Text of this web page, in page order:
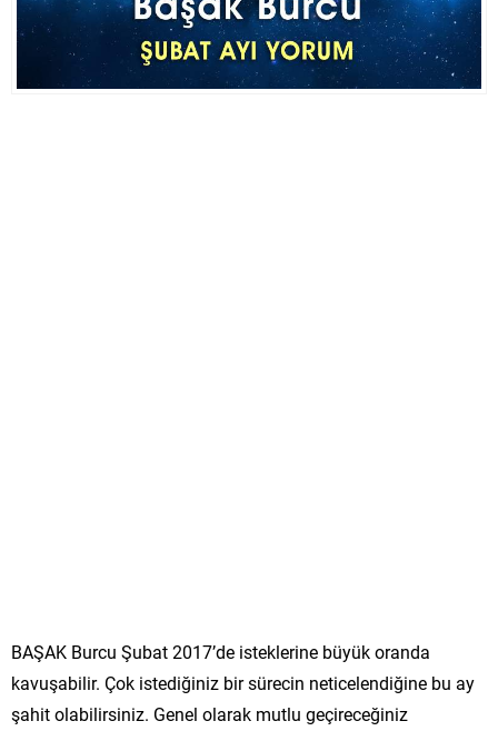
BAŞAK Burcu Şubat 2017’de isteklerine büyük oranda
kavuşabilir. Çok istediğiniz bir sürecin neticelendiğine bu ay
şahit olabilirsiniz. Genel olarak mutlu geçireceğiniz